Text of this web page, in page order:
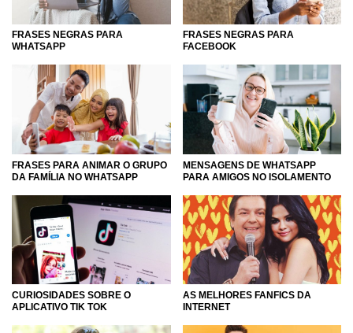
FRASES NEGRAS PARA
WHATSAPP
FRASES NEGRAS PARA
FACEBOOK
FRASES PARA ANIMAR O GRUPO
DA FAMÍLIA NO WHATSAPP
MENSAGENS DE WHATSAPP
PARA AMIGOS NO ISOLAMENTO
CURIOSIDADES SOBRE O
APLICATIVO TIK TOK
AS MELHORES FANFICS DA
INTERNET